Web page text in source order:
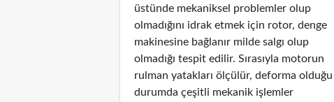
üstünde mekaniksel problemler olup
olmadığını idrak etmek için rotor, denge
makinesine bağlanır milde salgı olup
olmadığı tespit edilir. Sırasıyla motorun
rulman yatakları ölçülür, deforma olduğu
durumda çeşitli mekanik işlemler